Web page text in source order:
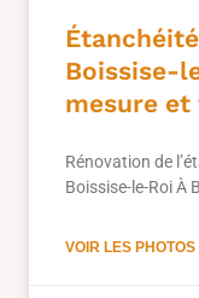
Boissise-
mesure
Rénovation de
Boissise-le-Roi À
VOIR LES